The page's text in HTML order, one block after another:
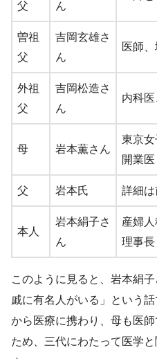
父 ん
曽祖
父
吉岡玄雄さ
ん
医師
外祖
父
吉岡松造さ
ん
内科
母 岩本薫さん
東京女
開業医
父 岩本氏 詳細
本人
岩本絹子さ
ん
産婦
理事長
このように見ると、岩本絹
戚に有名人がいる」という
から医療に携わり、母も医
ため、三代にわたって医学